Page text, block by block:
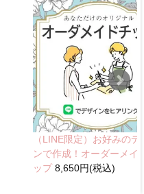
（LINE限定）お好みのデ
ンで作成！オーダーメイ
ップ8,650円(税込)